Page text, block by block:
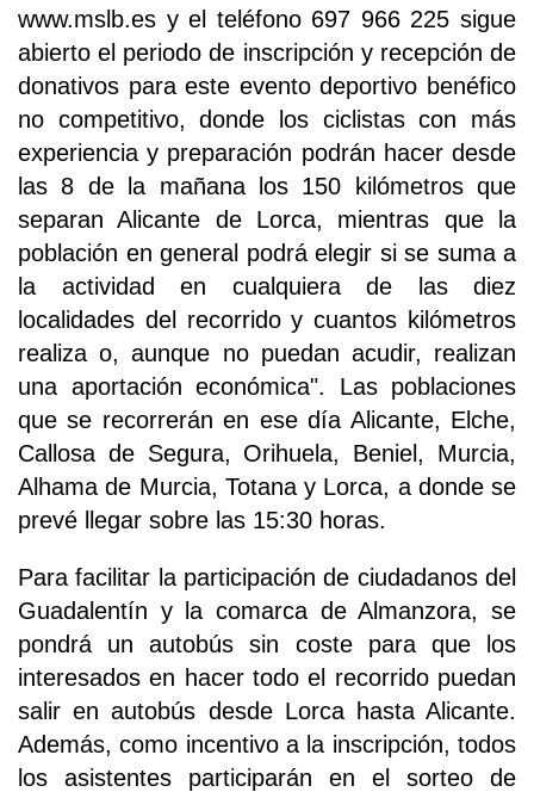
www.mslb.es y el teléfono 697 966 225 sigue
abierto el periodo de inscripción y recepción de
donativos para este evento deportivo benéfico
no competitivo, donde los ciclistas con más
experiencia y preparación podrán hacer desde
las 8 de la mañana los 150 kilómetros que
separan Alicante de Lorca, mientras que la
población en general podrá elegir si se suma a
la actividad en cualquiera de las diez
localidades del recorrido y cuantos kilómetros
realiza o, aunque no puedan acudir, realizan
una aportación económica". Las poblaciones
que se recorrerán en ese día Alicante, Elche,
Callosa de Segura, Orihuela, Beniel, Murcia,
Alhama de Murcia, Totana y Lorca, a donde se
prevé llegar sobre las 15:30 horas.
Para facilitar la participación de ciudadanos del
Guadalentín y la comarca de Almanzora, se
pondrá un autobús sin coste para que los
interesados en hacer todo el recorrido puedan
salir en autobús desde Lorca hasta Alicante.
Además, como incentivo a la inscripción, todos
los asistentes participarán en el sorteo de